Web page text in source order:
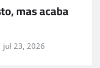
mas acaba
jul 23, 2026